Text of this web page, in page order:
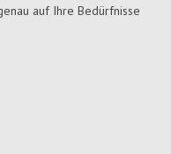
auf Ihre Bedürfnisse